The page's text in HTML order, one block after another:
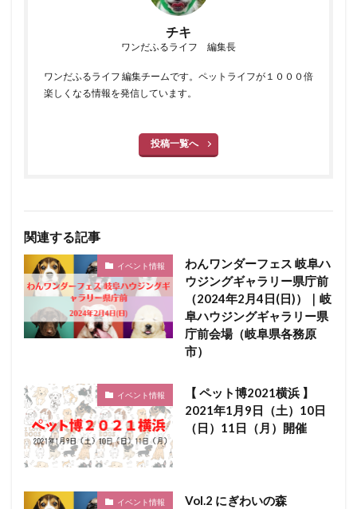
チキ
ワンだふるライフ 編集長
ワンだふるライフ 編集チームです。ペットライフが１０００倍
楽しくなる情報を発信しています。
投稿一覧へ
関連する記事
イベント情報
わんワンダーフェス 岐阜ハ
ウジングギャラリー県庁前
（2024年2月4日(日)）｜岐
阜ハウジングギャラリー県
庁前会場（岐阜県各務原
市）
イベント情報
【 ペット博2021横浜 】
2021年1月9日（土）10日
（日）11日（月）開催
イベント情報
Vol.2 にぎわいの森